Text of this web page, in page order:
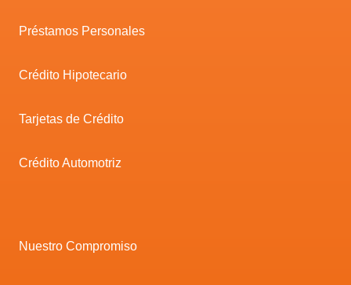
Préstamos Personales
Crédito Hipotecario
Tarjetas de Crédito
Crédito Automotriz
Nuestro Compromiso